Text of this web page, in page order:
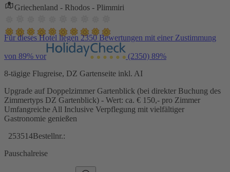
Griechenland - Rhodos - Plimmiri
Für dieses Hotel liegen 2350 Bewertungen mit einer Zustimmung
von 89% vor (2350) 89%
8-tägige Flugreise, DZ Gartenseite inkl. AI
Upgrade auf Doppelzimmer Gartenblick (bei direkter Buchung des
Zimmertyps DZ Gartenblick) - Wert: ca. € 150,- pro Zimmer
Umfangreiche All Inclusive Verpflegung mit vielfältiger
Gastronomie genießen
253514Bestellnr.:
Pauschalreise